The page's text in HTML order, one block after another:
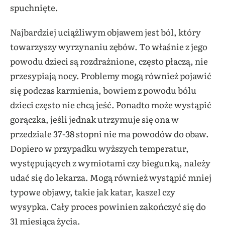
spuchnięte.
Najbardziej uciążliwym objawem jest ból, który
towarzyszy wyrzynaniu zębów. To właśnie z jego
powodu dzieci są rozdrażnione, często płaczą, nie
przesypiają nocy. Problemy mogą również pojawić
się podczas karmienia, bowiem z powodu bólu
dzieci często nie chcą jeść. Ponadto może wystąpić
gorączka, jeśli jednak utrzymuje się ona w
przedziale 37-38 stopni nie ma powodów do obaw.
Dopiero w przypadku wyższych temperatur,
występujących z wymiotami czy biegunką, należy
udać się do lekarza. Mogą również wystąpić mniej
typowe objawy, takie jak katar, kaszel czy
wysypka. Cały proces powinien zakończyć się do
31 miesiąca życia.